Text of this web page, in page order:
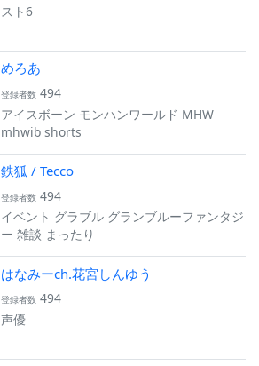
スト6
めろあ
登録者数 494
アイスボーン モンハンワールド MHW
mhwib shorts
鉄狐 / Tecco
登録者数 494
イベント グラブル グランブルーファンタジ
ー 雑談 まったり
はなみーch.花宮しんゆう
登録者数 494
声優